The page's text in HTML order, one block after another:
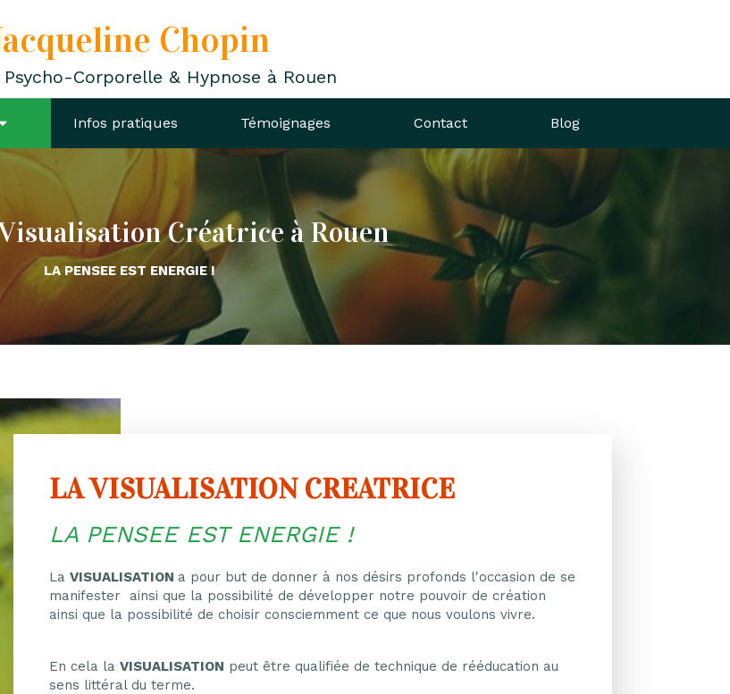
Chopin
Corporelle & Hypnose à Rouen
Infos pratiques Témoignages Contact Blog
Créatrice à Rouen
LA PENSEE EST ENERGIE !
LA VISUALISATION CREATRICE
LA PENSEE EST ENERGIE !
La VISUALISATION a pour but de donner à nos désirs profonds l'occasion de se
manifester ainsi que la possibilité de développer notre pouvoir de création
ainsi que la possibilité de choisir consciemment ce que nous voulons vivre.
En cela la VISUALISATION peut être qualifiée de technique de rééducation au
sens littéral du terme.